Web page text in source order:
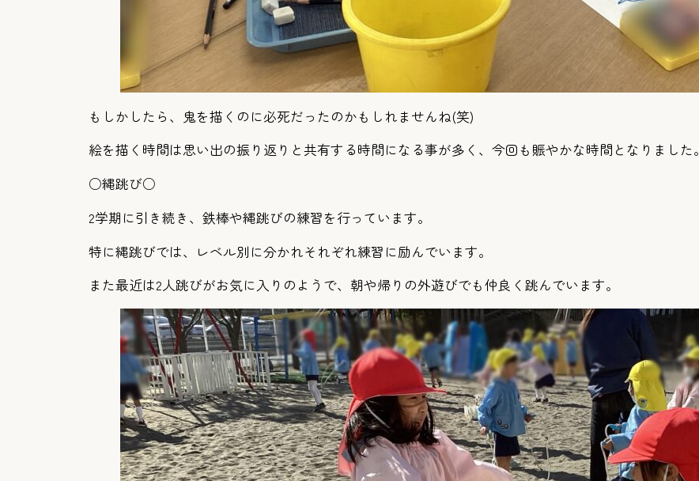
もしかしたら、鬼を描くのに必死だったのかもしれませんね(笑)
絵を描く時間は思い出の振り返りと共有する時間になる事が多く、今回も賑やかな時間となりました。
○縄跳び○
2学期に引き続き、鉄棒や縄跳びの練習を行っています。
特に縄跳びでは、レベル別に分かれそれぞれ練習に励んでいます。
また最近は2人跳びがお気に入りのようで、朝や帰りの外遊びでも仲良く跳んでいます。